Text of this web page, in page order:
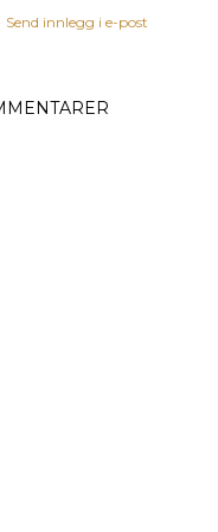
Send innlegg i e-post